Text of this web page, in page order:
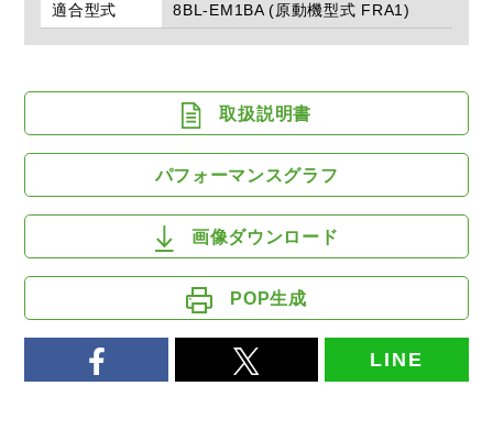
適合型式 8BL-EM1BA (原動機型式 FRA1)
取扱説明書
パフォーマンスグラフ
画像ダウンロード
POP生成
LINE